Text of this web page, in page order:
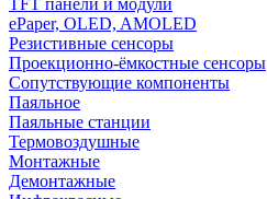
TFT панели и модули
ePaper, OLED, AMOLED
Резистивные сенсоры
Проекционно-ёмкостные сенсоры
Сопутствующие компоненты
Паяльное
Паяльные станции
Термовоздушные
Монтажные
Демонтажные